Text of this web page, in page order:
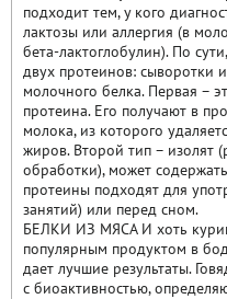
подходит тем, у кого
лактозы или аллергия (в
бета-лактоглобулин). По
двух протеинов: сыворотки
молочного белка. Первая –
протеина. Его получают в
молока, из которого
жиров. Второй тип – изолят
обработки), может
протеины подходят для
занятий) или перед сном.
БЕЛКИ ИЗ МЯСА И хоть
популярным продуктом в
дает лучшие результаты.
с биоактивностью,